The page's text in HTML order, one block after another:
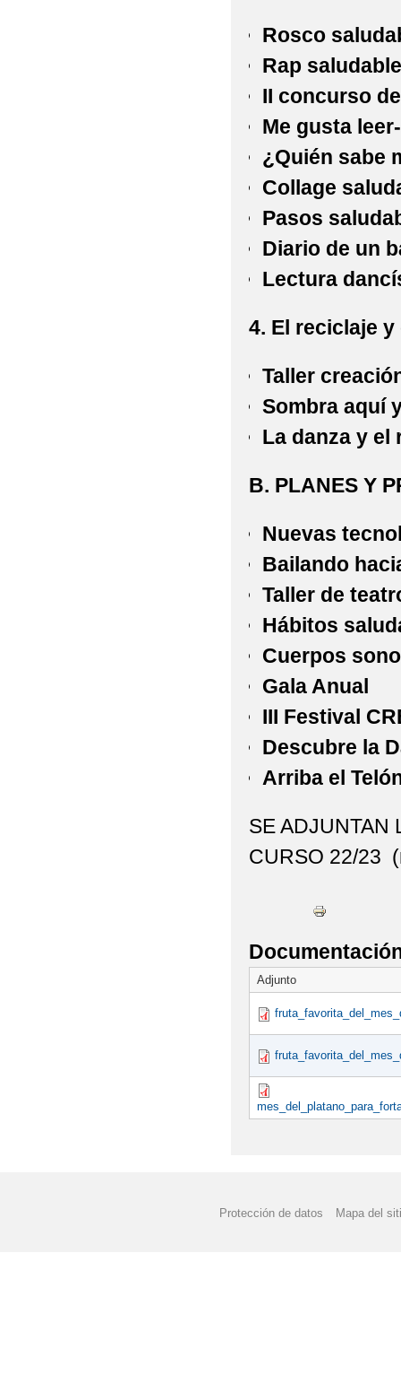
Rosco
Rap
II concurso
Me gusta
¿Quién sabe
Collage
Pasos
Diario de un
Lectura
4. El reciclaje
Taller
Sombra aquí
La danza y el
B. PLANES Y
Nuevas
Bailando
Taller de
Hábitos
Cuerpos
Gala Anual
III Festival
Descubre la
Arriba el
SE ADJUNTAN
CURSO 22/23
Adjunto
Protección de datos Mapa del